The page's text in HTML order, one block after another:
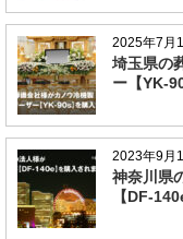
2025年7月
埼玉県の
ー【YK-
2023年9月
神奈川県
【DF-